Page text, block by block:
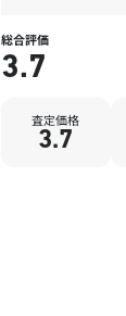
総合評価
3.7
査定価格
3.7